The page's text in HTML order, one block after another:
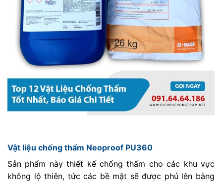
Vật liệu chống thấm Neoproof PU360
Sản phẩm này thiết kế chống thấm cho các khu vực
không lộ thiên, tức các bề mặt sẽ được phủ lên bằng